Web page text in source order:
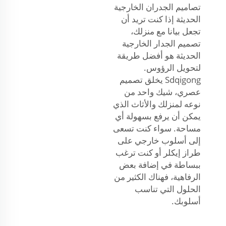
تصاميم الجدران الخارجية
الحديثة إذا كنت تريد أن
تجعل بيانا مع منزلك،
تصميم الجدار الخارجية
الحديثة هو أفضل طريقة
لتحويل الرؤوس.
Sdqigong يخلق تصميم
عصري، شيك واحد من
نوعه لمنزلك والأثاث الذي
يمكن أن يرفع بسهولة أي
مساحة. سواء كنت تسعى
إلى أسلوب خارجي على
طراز إيكلر أو كنت ترغب
ببساطة في إضافة بعض
الرفاهية، فهناك الكثير من
الحلول التي تناسب
أسلوبك.